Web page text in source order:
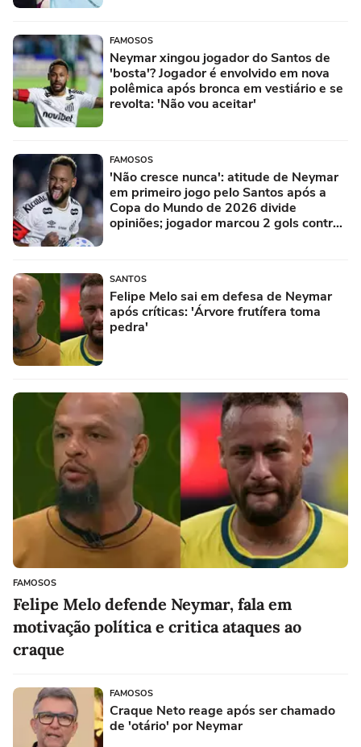
FAMOSOS
Neymar xingou jogador do Santos de
'bosta'? Jogador é envolvido em nova
polêmica após bronca em vestiário e se
revolta: 'Não vou aceitar'
FAMOSOS
'Não cresce nunca': atitude de Neymar
em primeiro jogo pelo Santos após a
Copa do Mundo de 2026 divide
opiniões; jogador marcou 2 gols contra
SANTOS
Felipe Melo sai em defesa de Neymar
após críticas: 'Árvore frutífera toma
pedra'
FAMOSOS
Felipe Melo defende Neymar, fala em
motivação política e critica ataques ao
craque
FAMOSOS
Craque Neto reage após ser chamado
de 'otário' por Neymar